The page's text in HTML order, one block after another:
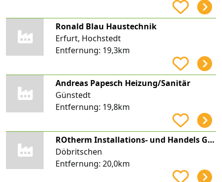
Ronald Blau Haustechnik
Erfurt, Hochstedt
Entfernung: 19,3km
Andreas Papesch Heizung/Sanitär
Günstedt
Entfernung: 19,8km
ROtherm Installations- und Handels GmbH
Döbritschen
Entfernung: 20,0km